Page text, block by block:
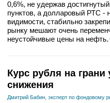
0,6%, не удержав
пунктов, а долларовый РТС -
видимости, стабильно
рынку мешают очень
неустойчивые цены на нефть.
Курс рубля на грани
снижения
Дмитрий Бабин, эксперт по фондовому